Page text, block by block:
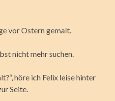
vor Ostern gemalt.
nicht mehr suchen.
höre ich Felix leise hinter
Seite.